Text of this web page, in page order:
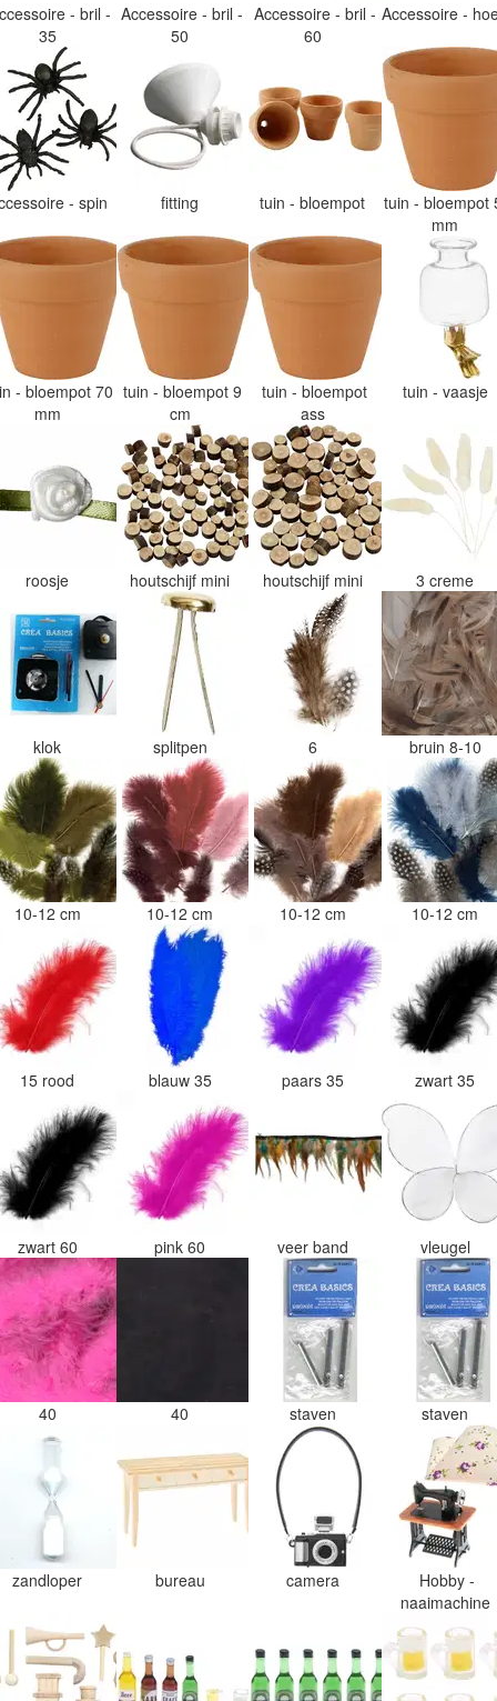
- bril -
35
Accessoire - bril -
50
Accessoire - bril -
60
Accessoire -
- spin fitting tuin - bloempot
tuin - bloempot
mm
- bloempot 70
mm
tuin - bloempot 9
cm
tuin - bloempot
ass
tuin - vaasje
roosje houtschijf mini houtschijf mini 3 creme
klok splitpen 6 bruin 8-10
10-12 cm 10-12 cm 10-12 cm 10-12 cm
15 rood blauw 35 paars 35 zwart 35
zwart 60 pink 60 veer band vleugel
40 40 staven staven
zandloper bureau camera
Hobby -
naaimachine